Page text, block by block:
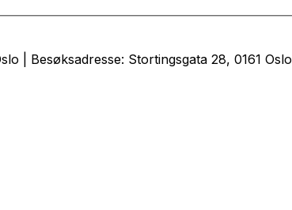
| Besøksadresse: Stortingsgata 28, 0161 Oslo